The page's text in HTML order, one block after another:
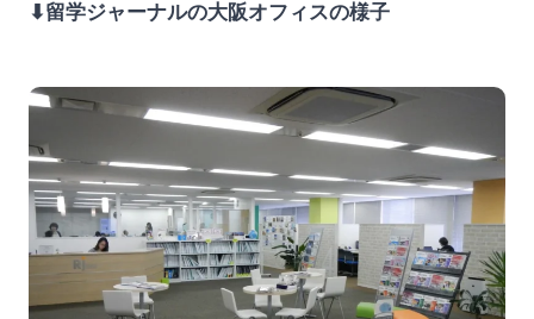
⬇︎留学ジャーナルの大阪オフィスの様子